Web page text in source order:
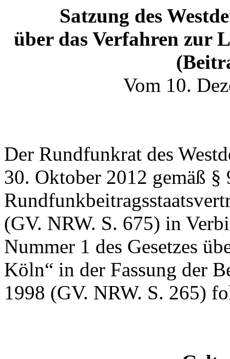
Satzung des
über das Verfahren zur
Vom 10.
Der Rundfunkrat des
30. Oktober 2012 gemäß §
(GV. NRW. S. 675) in
Nummer 1 des Gesetzes
Köln“ in der Fassung der
1998 (GV. NRW. S. 265)